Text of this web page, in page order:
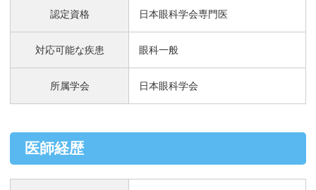
認定資格 日本眼科学会専門医
対応可能な疾患 眼科一般
所属学会 日本眼科学会
医師経歴